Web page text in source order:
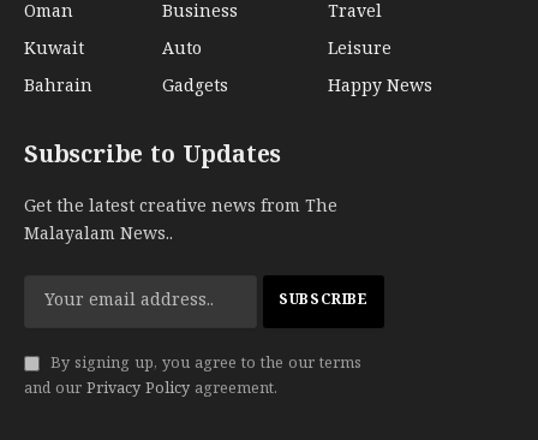
Oman
Kuwait
Bahrain
Business
Auto
Gadgets
Travel
Leisure
Happy News
Subscribe to Updates
Get the latest creative news from The
Malayalam News..
By signing up, you agree to the our terms
and our Privacy Policy agreement.